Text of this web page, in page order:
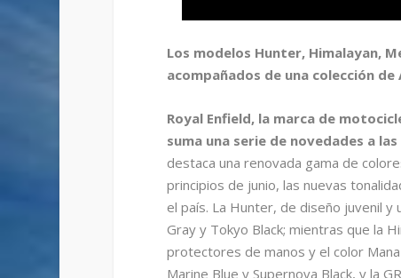
Los modelos Hunter, Himalayan,
acompañados de una colección de
Royal Enfield, la marca de
suma una serie de novedades a
destaca una renovada gama de
principios de junio, las nuevas
el país. La Hunter, de diseño juvenil y
Gray y Tokyo Black; mientras que la
protectores de manos y el color
Marine Blue y Supernova Black, y la